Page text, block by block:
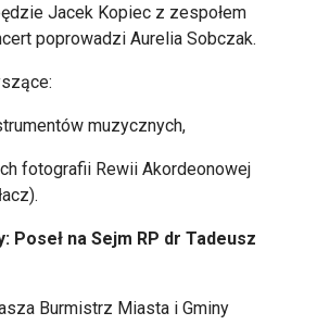
Jacek Kopiec z zespołem
poprowadzi Aurelia Sobczak.
muzycznych,
fotografii Rewii Akordeonowej
Poseł na Sejm RP dr Tadeusz
Burmistrz Miasta i Gminy